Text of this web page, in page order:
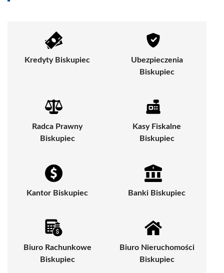
Kredyty Biskupiec
Ubezpieczenia
Biskupiec
Radca Prawny
Biskupiec
Kasy Fiskalne
Biskupiec
Kantor Biskupiec Banki Biskupiec
Biuro Rachunkowe
Biskupiec
Biuro Nieruchomości
Biskupiec